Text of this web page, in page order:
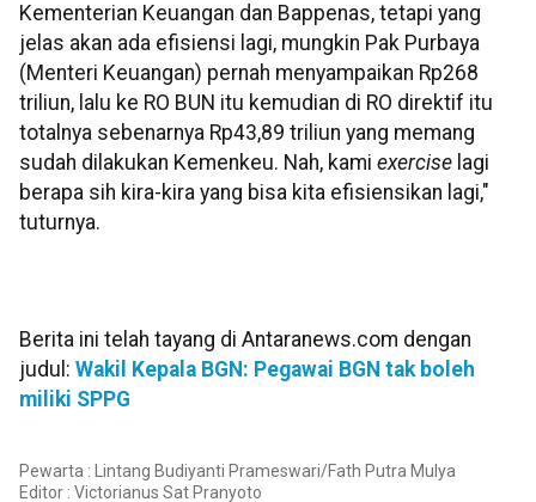
Kementerian Keuangan dan Bappenas, tetapi yang
jelas akan ada efisiensi lagi, mungkin Pak Purbaya
(Menteri Keuangan) pernah menyampaikan Rp268
triliun, lalu ke RO BUN itu kemudian di RO direktif itu
totalnya sebenarnya Rp43,89 triliun yang memang
sudah dilakukan Kemenkeu. Nah, kami exercise lagi
berapa sih kira-kira yang bisa kita efisiensikan lagi,"
tuturnya.
Berita ini telah tayang di Antaranews.com dengan
judul: Wakil Kepala BGN: Pegawai BGN tak boleh
miliki SPPG
Pewarta : Lintang Budiyanti Prameswari/Fath Putra Mulya
Editor : Victorianus Sat Pranyoto